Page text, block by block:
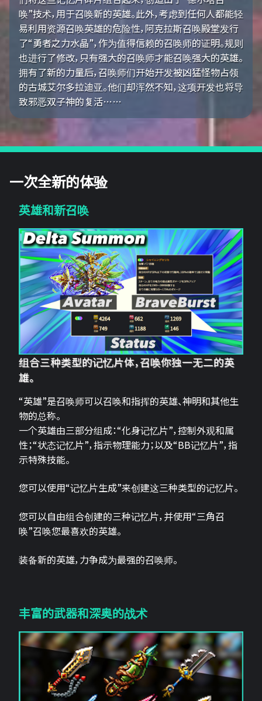
唤”技术，用于召唤新的英雄。此外，考虑到任何人都能轻
易利用资源召唤英雄的危险性，阿克拉斯召唤殿堂发行
了“勇者之力水晶”，作为值得信赖的召唤师的证明。规则
也进行了修改，只有强大的召唤师才能召唤强大的英雄。
拥有了新的力量后，召唤师们开始开发被凶猛怪物占领
的古城艾尔多拉迪亚。他们却浑然不知，这项开发也将导
致邪恶双子神的复活……
一次全新的体验
英雄和新召唤
组合三种类型的记忆片体，召唤你独一无二的英
雄。
“英雄”是召唤师可以召唤和指挥的英雄、神明和其他生
物的总称。
一个英雄由三部分组成：“化身记忆片”，控制外观和属
性；“状态记忆片”，指示物理能力；以及“BB记忆片”，指
示特殊技能。
您可以使用“记忆片生成”来创建这三种类型的记忆片。
您可以自由组合创建的三种记忆片，并使用“三角召
唤”召唤您最喜欢的英雄。
装备新的英雄，力争成为最强的召唤师。
丰富的武器和深奥的战术